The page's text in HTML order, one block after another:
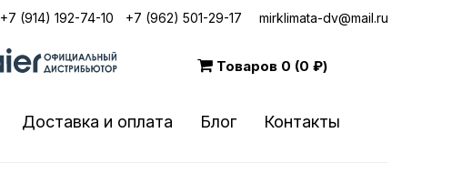
+7 (914) 192-74-10 +7 (962) 501-29-17 mirklimata-dv@mail.ru
Товаров 0 (0 ₽)
Доставка и оплата Блог Контакты